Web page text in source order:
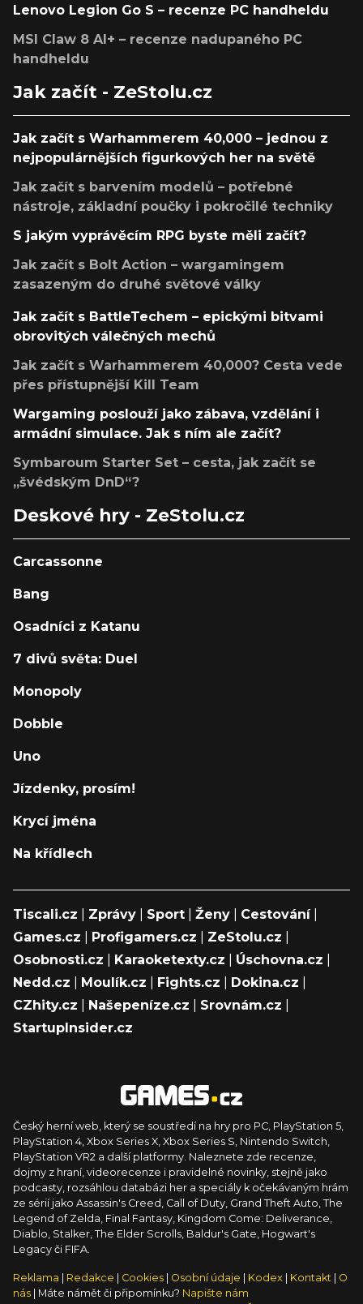
Lenovo Legion Go S – recenze PC handheldu
MSI Claw 8 AI+ – recenze nadupaného PC
handheldu
Jak začít - ZeStolu.cz
Jak začít s Warhammerem 40,000 – jednou z
nejpopulárnějších figurkových her na světě
Jak začít s barvením modelů – potřebné
nástroje, základní poučky i pokročilé techniky
S jakým vyprávěcím RPG byste měli začít?
Jak začít s Bolt Action – wargamingem
zasazeným do druhé světové války
Jak začít s BattleTechem – epickými bitvami
obrovitých válečných mechů
Jak začít s Warhammerem 40,000? Cesta vede
přes přístupnější Kill Team
Wargaming poslouží jako zábava, vzdělání i
armádní simulace. Jak s ním ale začít?
Symbaroum Starter Set – cesta, jak začít se
„švédským DnD“?
Deskové hry - ZeStolu.cz
Carcassonne
Bang
Osadníci z Katanu
7 divů světa: Duel
Monopoly
Dobble
Uno
Jízdenky, prosím!
Krycí jména
Na křídlech
Tiscali.cz Zprávy Sport Ženy Cestování|
Games.cz
Profigamers.cz ZeStolu.cz
Osobnosti.cz
Karaoketexty.cz Úschovna.cz
Nedd.cz
Moulík.cz Fights.cz Dokina.cz
CZhity.cz
Našepeníze.cz Srovnám.cz
StartupInsider.cz
Český herní web, který se soustředí na hry pro PC, PlayStation 5,
PlayStation 4, Xbox Series X, Xbox Series S, Nintendo Switch,
PlayStation VR2 a další platformy. Naleznete zde recenze,
dojmy z hraní, videorecenze i pravidelné novinky, stejně jako
podcasty, rozsáhlou databázi her a speciály k očekávaným hrám
ze sérií jako Assassin's Creed, Call of Duty, Grand Theft Auto, The
Legend of Zelda, Final Fantasy, Kingdom Come: Deliverance,
Diablo, Stalker, The Elder Scrolls, Baldur's Gate, Hogwart's
Legacy či FIFA.
Reklama Redakce Cookies Osobní údaje Kodex Kontakt
O
nás
| Máte námět či připomínku? Napište nám